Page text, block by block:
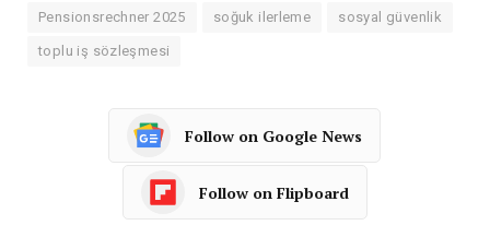
Pensionsrechner 2025 soğuk ilerleme sosyal güvenlik
toplu iş sözleşmesi
Follow on Google News
Follow on Flipboard